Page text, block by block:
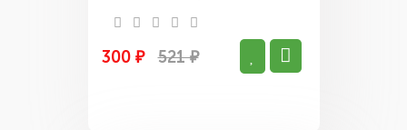
300 ₽ 521 ₽